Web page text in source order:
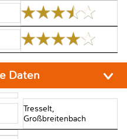
Daten
Tresselt,
Großbreitenbach